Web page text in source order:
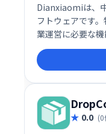
Dianxiaomiは、
フトウェアです
業運営に必要な機
0.0 (0